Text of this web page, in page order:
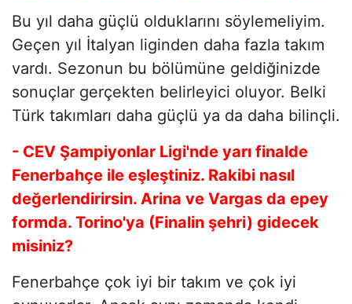
Bu yıl daha güçlü olduklarını söylemeliyim.
Geçen yıl İtalyan liginden daha fazla takım
vardı. Sezonun bu bölümüne geldiğinizde
sonuçlar gerçekten belirleyici oluyor. Belki
Türk takımları daha güçlü ya da daha bilinçli.
- CEV Şampiyonlar Ligi'nde yarı finalde
Fenerbahçe ile eşleştiniz. Rakibi nasıl
değerlendirirsin. Arina ve Vargas da epey
formda. Torino'ya (Finalin şehri) gidecek
misiniz?
Fenerbahçe çok iyi bir takım ve çok iyi